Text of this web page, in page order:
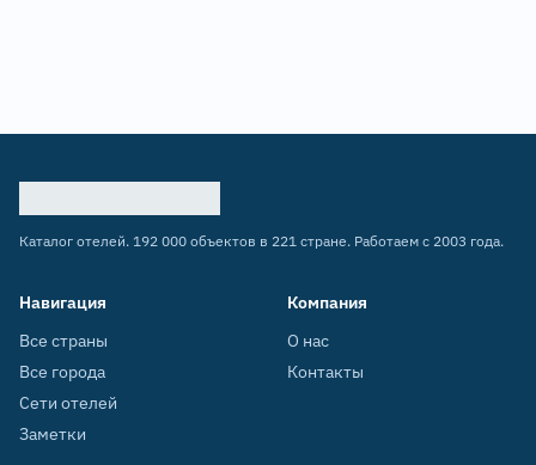
Каталог отелей. 192 000 объектов в 221 стране. Работаем с 2003 года.
Навигация
Все страны
Все города
Сети отелей
Заметки
Компания
О нас
Контакты